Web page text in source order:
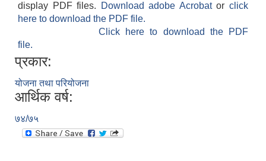
display PDF files.
Download adobe Acrobatorclick
here to download the PDF file.
Click here to download the PDF
file.
प्रकार:
योजना तथा परियोजना
आर्थिक वर्ष:
७४/७५